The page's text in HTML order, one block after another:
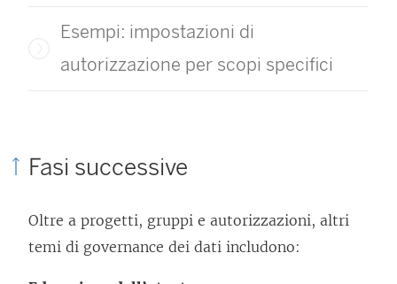
Esempi: impostazioni di
autorizzazione per scopi specifici
Fasi successive
Oltre a progetti, gruppi e autorizzazioni, altri
temi di governance dei dati includono: